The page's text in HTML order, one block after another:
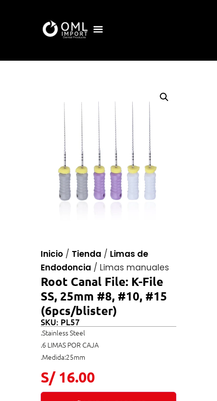
Inicio / Tienda / Limas de
Endodoncia / Limas manuales
Root Canal File: K-File
SS, 25mm #8, #10, #15
(6pcs/blister)
SKU: PL57
.Stainless Steel
.6 LIMAS POR CAJA
.Medida:25mm
S/16.00